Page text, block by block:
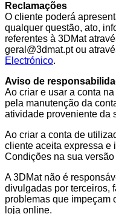
Reclamações
O cliente poderá
qualquer questão, ato,
referentes à 3DMat
geral@3dmat.pt ou
Electrónico.
Aviso de
Ao criar e usar a conta
pela manutenção da
atividade proveniente da
Ao criar a conta de
cliente aceita expressa e
Condições na sua
A 3DMat não é
divulgadas por terceiros,
problemas que impeçam
loja online.